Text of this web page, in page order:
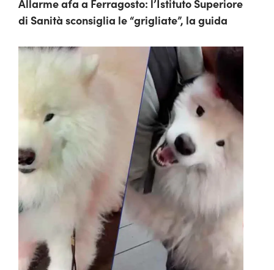
Allarme afa a Ferragosto: l’Istituto Superiore
di Sanità sconsiglia le “grigliate”, la guida